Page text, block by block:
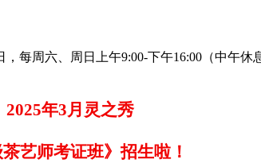
每周六、周日上午9:00-下午16:00（中午
2025年3月灵之秀
茶艺师考证班》招生啦！